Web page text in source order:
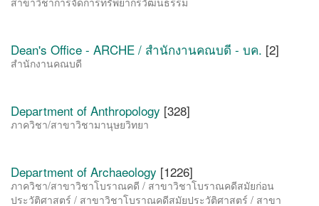
Dean's Office - ARCHE / สำนักงานคณบดี - บค. [2]
สำนักงานคณบดี
Department of Anthropology [328]
ภาควิชา/สาขาวิชามานุษยวิทยา
Department of Archaeology [1226]
ภาควิชา/สาขาวิชาโบราณคดี / สาขาวิชาโบราณคดีสมัยก่อน
ประวัติศาสตร์ / สาขาวิชาโบราณคดีสมัยประวัติศาสตร์ / สาขา